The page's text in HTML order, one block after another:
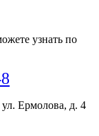
узнать по
Ермолова, д. 4